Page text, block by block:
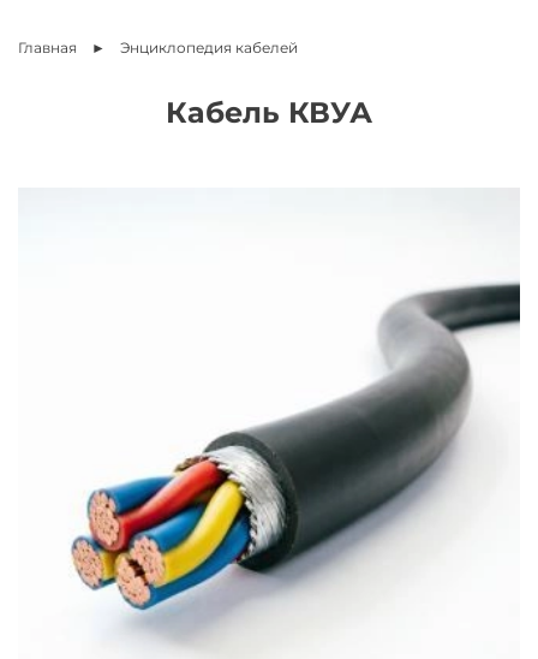
Главная Энциклопедия кабелей
Кабель КВУА